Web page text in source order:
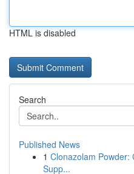
HTML is disabled
Search
Published News
1 Clonazolam Powder:
Supp...